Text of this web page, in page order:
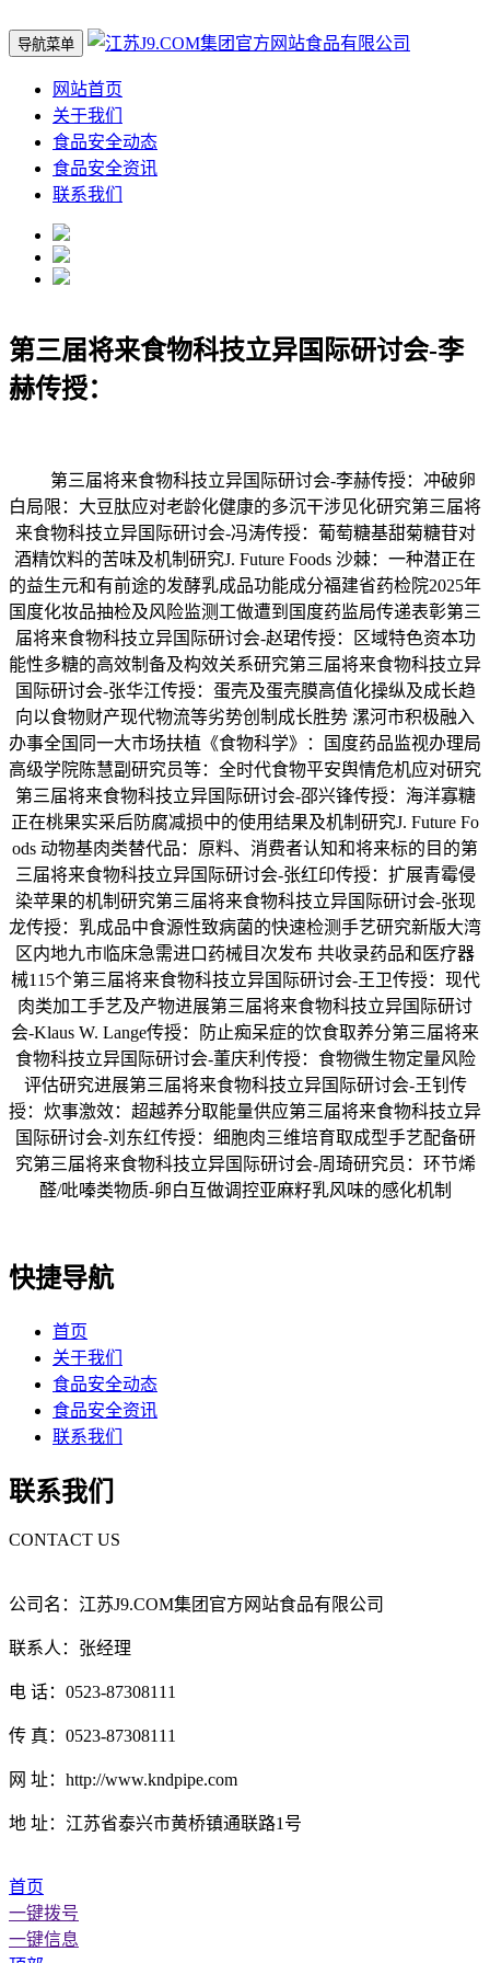
导航菜单
网站首页
关于我们
食品安全动态
食品安全资讯
联系我们
第三届将来食物科技立异国际研讨会-李
赫传授：
第三届将来食物科技立异国际研讨会-李赫传授：冲破卵
白局限：大豆肽应对老龄化健康的多沉干涉见化研究第三届将
来食物科技立异国际研讨会-冯涛传授：葡萄糖基甜菊糖苷对
酒精饮料的苦味及机制研究J. Future Foods 沙棘：一种潜正在
的益生元和有前途的发酵乳成品功能成分福建省药检院2025年
国度化妆品抽检及风险监测工做遭到国度药监局传递表彰第三
届将来食物科技立异国际研讨会-赵珺传授：区域特色资本功
能性多糖的高效制备及构效关系研究第三届将来食物科技立异
国际研讨会-张华江传授：蛋壳及蛋壳膜高值化操纵及成长趋
向以食物财产现代物流等劣势创制成长胜势 漯河市积极融入
办事全国同一大市场扶植《食物科学》：国度药品监视办理局
高级学院陈慧副研究员等：全时代食物平安舆情危机应对研究
第三届将来食物科技立异国际研讨会-邵兴锋传授：海洋寡糖
正在桃果实采后防腐减损中的使用结果及机制研究J. Future Fo
ods 动物基肉类替代品：原料、消费者认知和将来标的目的第
三届将来食物科技立异国际研讨会-张红印传授：扩展青霉侵
染苹果的机制研究第三届将来食物科技立异国际研讨会-张现
龙传授：乳成品中食源性致病菌的快速检测手艺研究新版大湾
区内地九市临床急需进口药械目次发布 共收录药品和医疗器
械115个第三届将来食物科技立异国际研讨会-王卫传授：现代
肉类加工手艺及产物进展第三届将来食物科技立异国际研讨
会-Klaus W. Lange传授：防止痴呆症的饮食取养分第三届将来
食物科技立异国际研讨会-董庆利传授：食物微生物定量风险
评估研究进展第三届将来食物科技立异国际研讨会-王钊传
授：炊事激效：超越养分取能量供应第三届将来食物科技立异
国际研讨会-刘东红传授：细胞肉三维培育取成型手艺配备研
究第三届将来食物科技立异国际研讨会-周琦研究员：环节烯
醛/吡嗪类物质-卵白互做调控亚麻籽乳风味的感化机制
快捷导航
首页
关于我们
食品安全动态
食品安全资讯
联系我们
联系我们
CONTACT US
公司名：江苏J9.COM集团官方网站食品有限公司
联系人：张经理
电 话：0523-87308111
传 真：0523-87308111
网 址：http://www.kndpipe.com
地 址：江苏省泰兴市黄桥镇通联路1号
首页
一键拨号
一键信息